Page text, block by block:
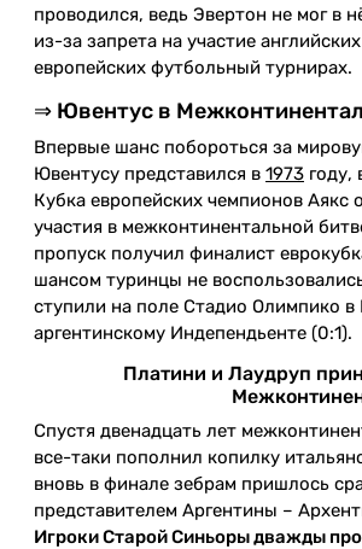
проводился, ведь Эвертон не мог в
из-за запрета на участие
европейских футбольный турнирах.
⇒ Ювентус в
Впервые шанс побороться за
Ювентусу представился в 1973 году,
Кубка европейских чемпионов Аякс
участия в межконтинентальной
пропуск получил финалист
шансом туринцы не
ступили на поле Стадио Олимпико в
аргентинскому Индепендьенте (0:1).
Платини и Лаудруп
Спустя двенадцать лет
все-таки пополнил копилку
вновь в финале зебрам пришлось
представителем Аргентины –
Игроки Старой Синьоры дважды